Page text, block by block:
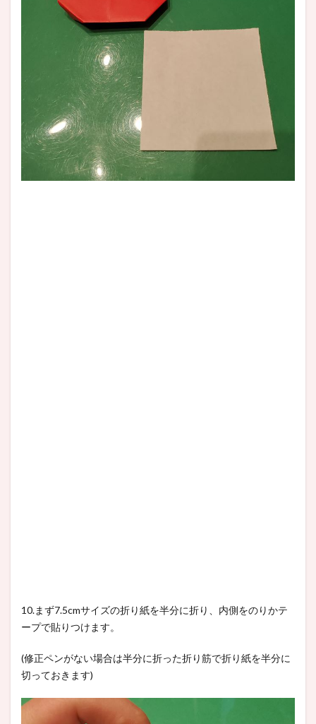
10.まず7.5cmサイズの折り紙を半分に折り、内側をのりかテ
ープで貼りつけます。
(修正ペンがない場合は半分に折った折り筋で折り紙を半分に
切っておきます)